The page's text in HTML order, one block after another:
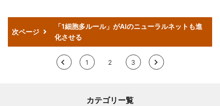
次ページ
「1細胞多ルール」がAIのニューラルネットも進
化させる
< 1 2 3 >
カテゴリー覧